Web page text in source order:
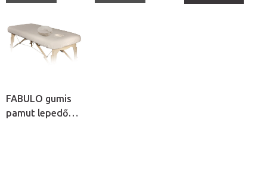
FABULO gumis
pamut lepedő